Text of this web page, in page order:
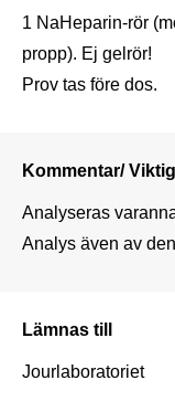
1 NaHeparin-rör
propp). Ej gelrör!
Prov tas före dos.
Kommentar/
Analyseras
Analys även av
Lämnas till
Jourlaboratoriet